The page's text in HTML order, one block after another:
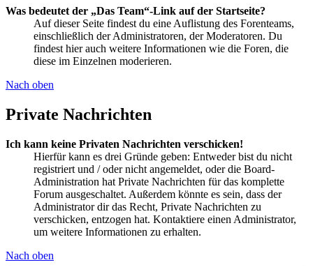
Was bedeutet der „Das Team“-Link auf der Startseite?
Auf dieser Seite findest du eine Auflistung des Forenteams,
einschließlich der Administratoren, der Moderatoren. Du
findest hier auch weitere Informationen wie die Foren, die
diese im Einzelnen moderieren.
Nach oben
Private Nachrichten
Ich kann keine Privaten Nachrichten verschicken!
Hierfür kann es drei Gründe geben: Entweder bist du nicht
registriert und / oder nicht angemeldet, oder die Board-
Administration hat Private Nachrichten für das komplette
Forum ausgeschaltet. Außerdem könnte es sein, dass der
Administrator dir das Recht, Private Nachrichten zu
verschicken, entzogen hat. Kontaktiere einen Administrator,
um weitere Informationen zu erhalten.
Nach oben